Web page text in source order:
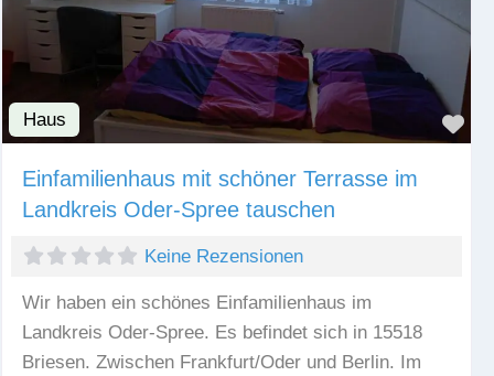
Haus
Einfamilienhaus mit schöner Terrasse im
Landkreis Oder-Spree tauschen
Keine Rezensionen
Wir haben ein schönes Einfamilienhaus im
Landkreis Oder-Spree. Es befindet sich in 15518
Briesen. Zwischen Frankfurt/Oder und Berlin. Im